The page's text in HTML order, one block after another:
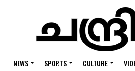
NEWS SPORTS CULTURE